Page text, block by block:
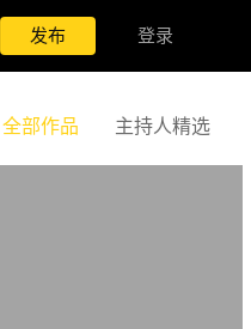
发布 登录
全部作品 主持人精选